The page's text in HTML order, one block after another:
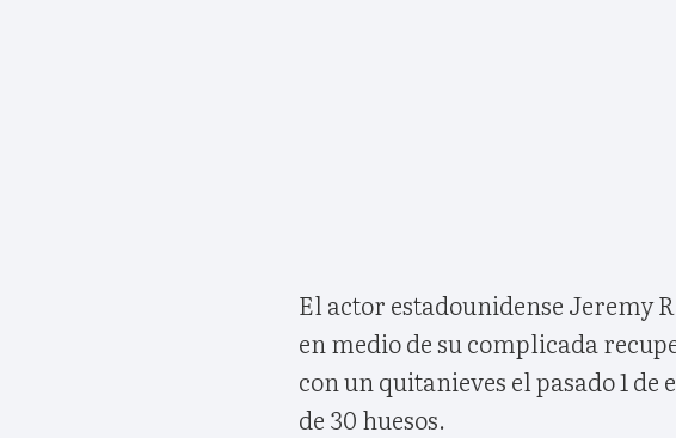
El actor estadounidense Jeremy
en medio de su complicada
con un quitanieves el pasado 1
de 30 huesos.